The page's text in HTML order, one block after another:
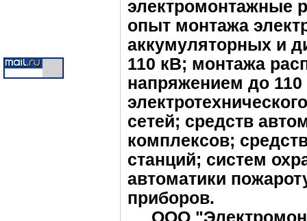
электромонтажные
опыт монтажа
аккумуляторных и
110 кВ; монтажа
напряжением до
сетей; средств
комплексов;
станций; систем
автоматики
приборов.
ООО